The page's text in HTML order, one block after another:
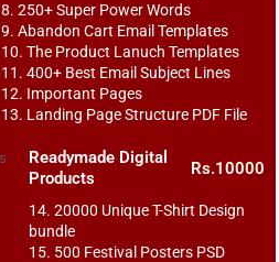
8. 250+ Super Power Words
9. Abandon Cart Email Templates
10. The Product Lanuch Templates
11. 400+ Best Email Subject Lines
12. Important Pages
13. Landing Page Structure PDF File
Readymade Digital
Products
Rs.10000
14. 20000 Unique T-Shirt Design
bundle
15. 500 Festival Posters PSD